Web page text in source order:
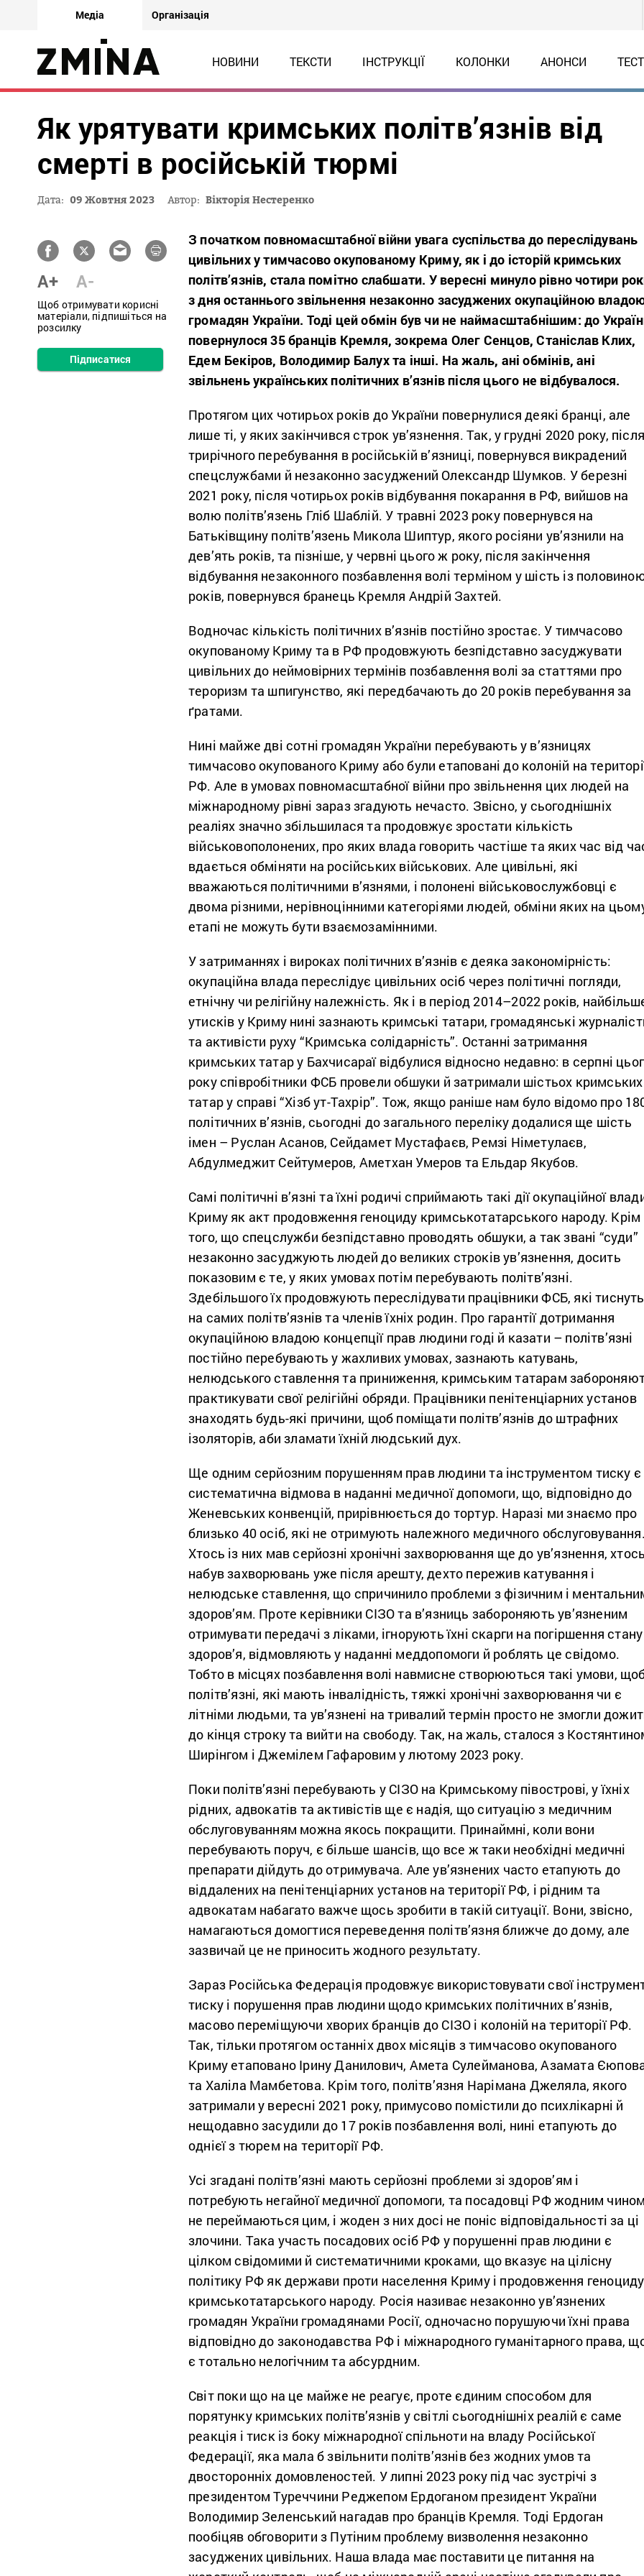
Медіа Організація
НОВИНИ ТЕКСТИ ІНСТРУКЦІЇ КОЛОНКИ АНОНСИ
Як урятувати кримських політв’язнів від
смерті в російській тюрмі
Дата: 09 Жовтня 2023 Автор: Вікторія Нестеренко
A+ A-
Щоб отримувати корисні
матеріали, підпишіться на
розсилку
Підписатися
З початком повномасштабної війни увага суспільства до переслідувань
цивільних у тимчасово окупованому Криму, як і до історій кримських
політв’язнів, стала помітно слабшати. У вересні минуло рівно чотири
з дня останнього звільнення незаконно засуджених окупаційною
громадян України. Тоді цей обмін був чи не наймасштабнішим: до
повернулося 35 бранців Кремля, зокрема Олег Сенцов, Станіслав Клих,
Едем Бекіров, Володимир Балух та інші. На жаль, ані обмінів, ані
звільнень українських політичних в’язнів після цього не відбувалося.
Протягом цих чотирьох років до України повернулися деякі бранці, але
лише ті, у яких закінчився строк ув’язнення. Так, у грудні 2020 року, після
трирічного перебування в російській в’язниці, повернувся викрадений
спецслужбами й незаконно засуджений Олександр Шумков. У березні
2021 року, після чотирьох років відбування покарання в РФ, вийшов на
волю політв’язень Гліб Шаблій. У травні 2023 року повернувся на
Батьківщину політв’язень Микола Шиптур, якого росіяни ув’язнили на
дев’ять років, та пізніше, у червні цього ж року, після закінчення
відбування незаконного позбавлення волі терміном у шість із
років, повернувся бранець Кремля Андрій Захтей.
Водночас кількість політичних в’язнів постійно зростає. У тимчасово
окупованому Криму та в РФ продовжують безпідставно засуджувати
цивільних до неймовірних термінів позбавлення волі за статтями про
тероризм та шпигунство, які передбачають до 20 років перебування за
ґратами.
Нині майже дві сотні громадян України перебувають у в’язницях
тимчасово окупованого Криму або були етаповані до колоній на
РФ. Але в умовах повномасштабної війни про звільнення цих людей на
міжнародному рівні зараз згадують нечасто. Звісно, у сьогоднішніх
реаліях значно збільшилася та продовжує зростати кількість
військовополонених, про яких влада говорить частіше та яких час від
вдається обміняти на російських військових. Але цивільні, які
вважаються політичними в’язнями, і полонені військовослужбовці є
двома різними, нерівноцінними категоріями людей, обміни яких на
етапі не можуть бути взаємозамінними.
У затриманнях і вироках політичних в’язнів є деяка закономірність:
окупаційна влада переслідує цивільних осіб через політичні погляди,
етнічну чи релігійну належність. Як і в період 2014–2022 років,
утисків у Криму нині зазнають кримські татари, громадянські
та активісти руху “Кримська солідарність”. Останні затримання
кримських татар у Бахчисараї відбулися відносно недавно: в серпні
року співробітники ФСБ провели обшуки й затримали шістьох кримських
татар у справі “Хізб ут-Тахрір”. Тож, якщо раніше нам було відомо про
політичних в’язнів, сьогодні до загального переліку додалися ще шість
імен – Руслан Асанов, Сейдамет Мустафаєв, Ремзі Німетулаєв,
Абдулмеджит Сейтумеров, Аметхан Умеров та Ельдар Якубов.
Самі політичні в’язні та їхні родичі сприймають такі дії окупаційної
Криму як акт продовження геноциду кримськотатарського народу. Крім
того, що спецслужби безпідставно проводять обшуки, а так звані “суди”
незаконно засуджують людей до великих строків ув’язнення, досить
показовим є те, у яких умовах потім перебувають політв’язні.
Здебільшого їх продовжують переслідувати працівники ФСБ, які тиснуть
на самих політв’язнів та членів їхніх родин. Про гарантії дотримання
окупаційною владою концепції прав людини годі й казати – політв’язні
постійно перебувають у жахливих умовах, зазнають катувань,
нелюдського ставлення та приниження, кримським татарам
практикувати свої релігійні обряди. Працівники пенітенціарних установ
знаходять будь-які причини, щоб поміщати політв’язнів до штрафних
ізоляторів, аби зламати їхній людський дух.
Ще одним серйозним порушенням прав людини та інструментом тиску є
систематична відмова в наданні медичної допомоги, що, відповідно до
Женевських конвенцій, прирівнюється до тортур. Наразі ми знаємо про
близько 40 осіб, які не отримують належного медичного обслуговування.
Хтось із них мав серйозні хронічні захворювання ще до ув’язнення, хтось
набув захворювань уже після арешту, дехто пережив катування і
нелюдське ставлення, що спричинило проблеми з фізичним і
здоров’ям. Проте керівники СІЗО та в’язниць забороняють ув’язненим
отримувати передачі з ліками, ігнорують їхні скарги на погіршення стану
здоров’я, відмовляють у наданні меддопомоги й роблять це свідомо.
Тобто в місцях позбавлення волі навмисне створюються такі умови,
політв’язні, які мають інвалідність, тяжкі хронічні захворювання чи є
літніми людьми, та ув’язнені на тривалий термін просто не змогли
до кінця строку та вийти на свободу. Так, на жаль, сталося з
Ширінгом і Джемілем Гафаровим у лютому 2023 року.
Поки політв’язні перебувають у СІЗО на Кримському півострові, у їхніх
рідних, адвокатів та активістів ще є надія, що ситуацію з медичним
обслуговуванням можна якось покращити. Принаймні, коли вони
перебувають поруч, є більше шансів, що все ж таки необхідні медичні
препарати дійдуть до отримувача. Але ув’язнених часто етапують до
віддалених на пенітенціарних установ на території РФ, і рідним та
адвокатам набагато важче щось зробити в такій ситуації. Вони, звісно,
намагаються домогтися переведення політв’язня ближче до дому, але
зазвичай це не приносить жодного результату.
Зараз Російська Федерація продовжує використовувати свої
тиску і порушення прав людини щодо кримських політичних в’язнів,
масово переміщуючи хворих бранців до СІЗО і колоній на території РФ.
Так, тільки протягом останніх двох місяців з тимчасово окупованого
Криму етаповано Ірину Данилович, Амета Сулейманова, Азамата
та Халіла Мамбетова. Крім того, політв’язня Нарімана Джеляла, якого
затримали у вересні 2021 року, примусово помістили до психлікарні й
нещодавно засудили до 17 років позбавлення волі, нині етапують до
однієї з тюрем на території РФ.
Усі згадані політв’язні мають серйозні проблеми зі здоров’ям і
потребують негайної медичної допомоги, та посадовці РФ жодним чином
не переймаються цим, і жоден з них досі не поніс відповідальності за ці
злочини. Така участь посадових осіб РФ у порушенні прав людини є
цілком свідомими й систематичними кроками, що вказує на цілісну
політику РФ як держави проти населення Криму і продовження геноциду
кримськотатарського народу. Росія називає незаконно ув’язнених
громадян України громадянами Росії, одночасно порушуючи їхні права
відповідно до законодавства РФ і міжнародного гуманітарного права,
є тотально нелогічним та абсурдним.
Світ поки що на це майже не реагує, проте єдиним способом для
порятунку кримських політв’язнів у світлі сьогоднішніх реалій є саме
реакція і тиск із боку міжнародної спільноти на владу Російської
Федерації, яка мала б звільнити політв’язнів без жодних умов та
двосторонніх домовленостей. У липні 2023 року під час зустрічі з
президентом Туреччини Реджепом Ердоганом президент України
Володимир Зеленський нагадав про бранців Кремля. Тоді Ердоган
пообіцяв обговорити з Путіним проблему визволення незаконно
засуджених цивільних. Наша влада має поставити це питання на